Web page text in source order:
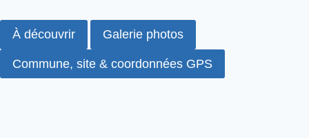
À découvrir Galerie photos
Commune, site & coordonnées GPS